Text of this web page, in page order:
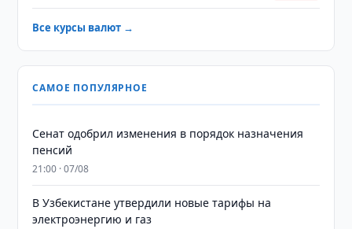
Все курсы валют →
САМОЕ ПОПУЛЯРНОЕ
Сенат одобрил изменения в порядок назначения
пенсий
21:00 · 07/08
В Узбекистане утвердили новые тарифы на
электроэнергию и газ